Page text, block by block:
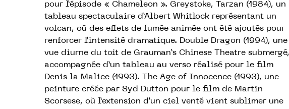
pour l’épisode « Chameleon ». Greystoke, Tarzan (1984), un
tableau spectaculaire d’Albert Whitlock représentant un
volcan, où des effets de fumée animée ont été ajoutés pour
renforcer l’intensité dramatique. Double Dragon (1994), une
vue diurne du toit de Grauman’s Chinese Theatre submergé,
accompagnée d’un tableau au verso réalisé pour le film
Denis la Malice (1993). The Age of Innocence (1993), une
peinture créée par Syd Dutton pour le film de Martin
Scorsese, où l’extension d’un ciel venté vient sublimer une